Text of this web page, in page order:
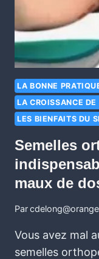
LA BONNE
LA CROISSANCE DE
LES BIENFAITS DU
Semelles
maux de
Par
Vous avez mal
semelles